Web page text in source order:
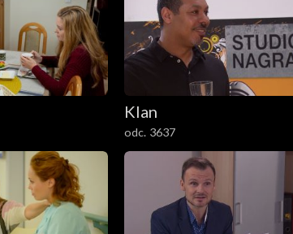
Klan
odc. 3637